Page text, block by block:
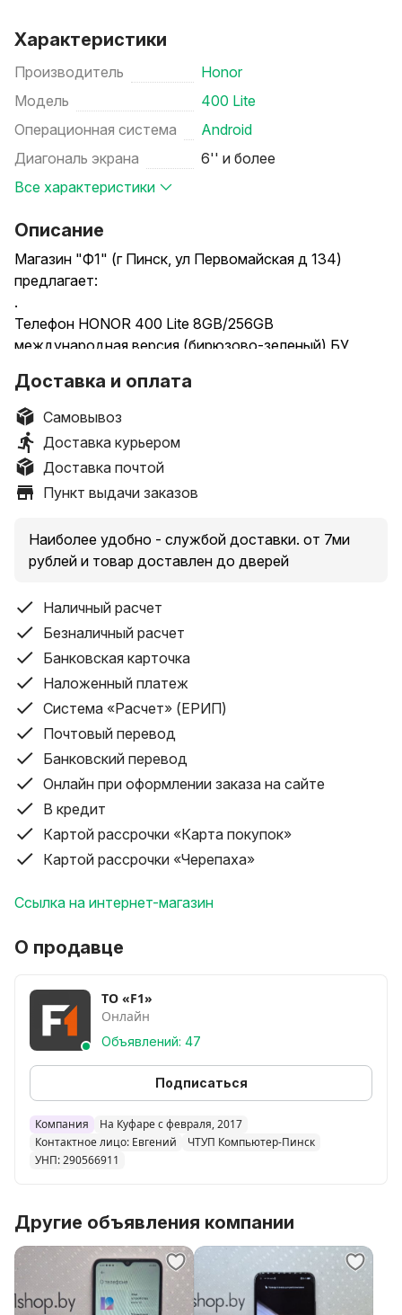
Характеристики
Производитель
Honor
Модель
400 Lite
Операционная система
Android
Диагональ экрана
6'' и более
Все характеристики
Описание
Магазин "Ф1" (г Пинск, ул Первомайская д 134)
предлагает:
.
Телефон HONOR 400 Lite 8GB/256GB
международная версия (бирюзово-зеленый) БУ
.
Внешнее состояние на 8 из 10. Есть царапины как на
задней крышке так и на экране. Технически без
проблем и нареканий. В комплекте телефон, чехол и
коробка.
.
www.F1Shop.by
p.s. Возможно в кредит, переплата за 12 месяцев 8%
нужен только паспорт)
p.s. Отправим по РБ (с заключением договора купли
продажи), доставка от 3 рублей.
p.s. Купим ваш компьютер, ноутбук или
комплектующие (или обмен на любое компьютерное
железо)
p.s. Смотрите другие объявления
p.s. Даём 2 дня на проверку, если не понравится -
можно обменять на другой товар, или вернуть при
наличии скрытого дефекта.
Доставка и оплата
Самовывоз
Доставка курьером
Доставка почтой
Пункт выдачи заказов
Наиболее удобно - службой доставки. от 7ми
рублей и товар доставлен до дверей
Наличный расчет
Безналичный расчет
Банковская карточка
Наложенный платеж
Система «Расчет» (ЕРИП)
Почтовый перевод
Банковский перевод
Онлайн при оформлении заказа на сайте
В кредит
Картой рассрочки «Карта покупок»
Картой рассрочки «Черепаха»
Ссылка на интернет-магазин
О продавце
ТО «F1»
Онлайн
Объявлений: 47
Подписаться
Компания
На Куфаре с февраля, 2017
Контактное лицо: Евгений
ЧТУП Компьютер-Пинск
УНП: 290566911
Другие объявления компании